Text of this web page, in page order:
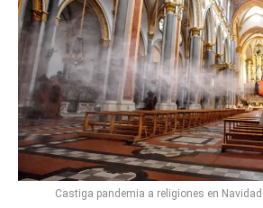
Castiga pandemia a religiones en